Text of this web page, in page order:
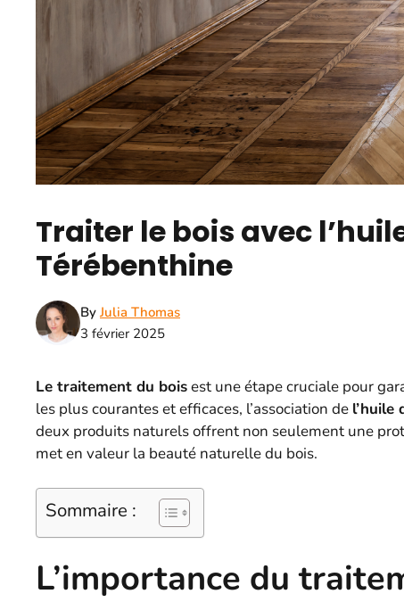
Traiter le bois avec
Térébenthine
ByJulia Thomas
3 février 2025
Le traitement du boisest une étape cruciale pour
les plus courantes et efficaces, l’association de l’huile
deux produits naturels offrent non seulement une
met en valeur la beauté naturelle du bois.
Sommaire :
L’importance du